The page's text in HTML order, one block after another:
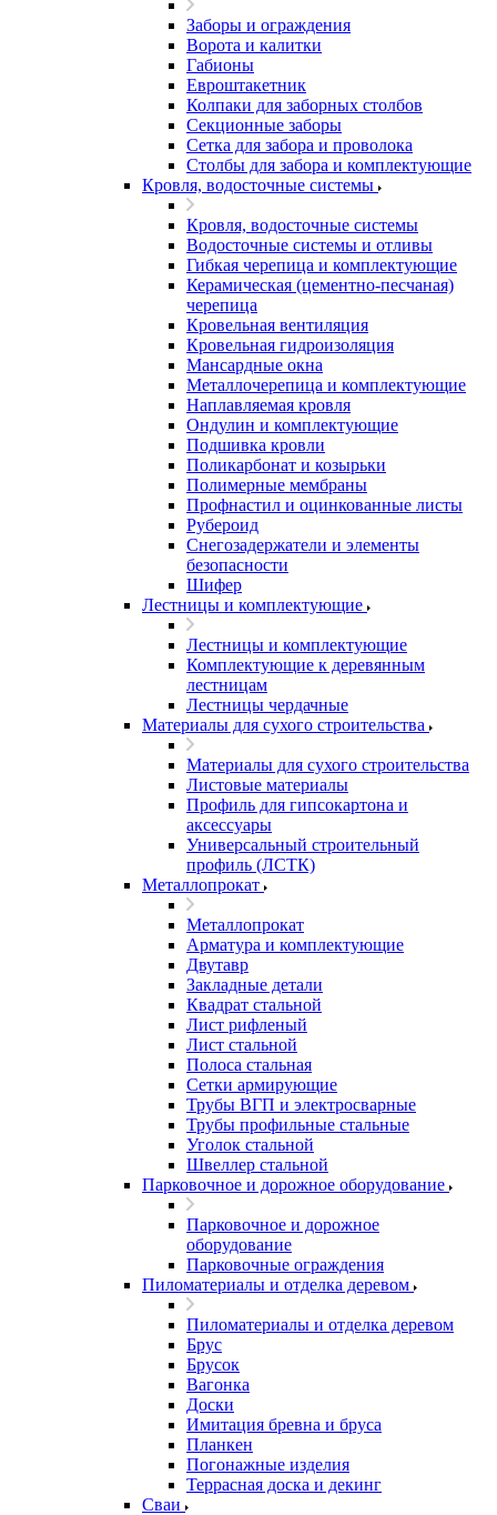
Заборы и ограждения
Ворота и калитки
Габионы
Евроштакетник
Колпаки для заборных столбов
Секционные заборы
Сетка для забора и проволока
Столбы для забора и комплектующие
Кровля, водосточные системы
Кровля, водосточные системы
Водосточные системы и отливы
Гибкая черепица и комплектующие
Керамическая (цементно-песчаная)
черепица
Кровельная вентиляция
Кровельная гидроизоляция
Мансардные окна
Металлочерепица и комплектующие
Наплавляемая кровля
Ондулин и комплектующие
Подшивка кровли
Поликарбонат и козырьки
Полимерные мембраны
Профнастил и оцинкованные листы
Рубероид
Снегозадержатели и элементы
безопасности
Шифер
Лестницы и комплектующие
Лестницы и комплектующие
Комплектующие к деревянным
лестницам
Лестницы чердачные
Материалы для сухого строительства
Материалы для сухого строительства
Листовые материалы
Профиль для гипсокартона и
аксессуары
Универсальный строительный
профиль (ЛСТК)
Металлопрокат
Металлопрокат
Арматура и комплектующие
Двутавр
Закладные детали
Квадрат стальной
Лист рифленый
Лист стальной
Полоса стальная
Сетки армирующие
Трубы ВГП и электросварные
Трубы профильные стальные
Уголок стальной
Швеллер стальной
Парковочное и дорожное оборудование
Парковочное и дорожное
оборудование
Парковочные ограждения
Пиломатериалы и отделка деревом
Пиломатериалы и отделка деревом
Брус
Брусок
Вагонка
Доски
Имитация бревна и бруса
Планкен
Погонажные изделия
Террасная доска и декинг
Сваи